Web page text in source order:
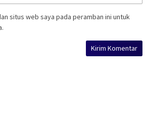
situs web saya pada peramban ini untuk